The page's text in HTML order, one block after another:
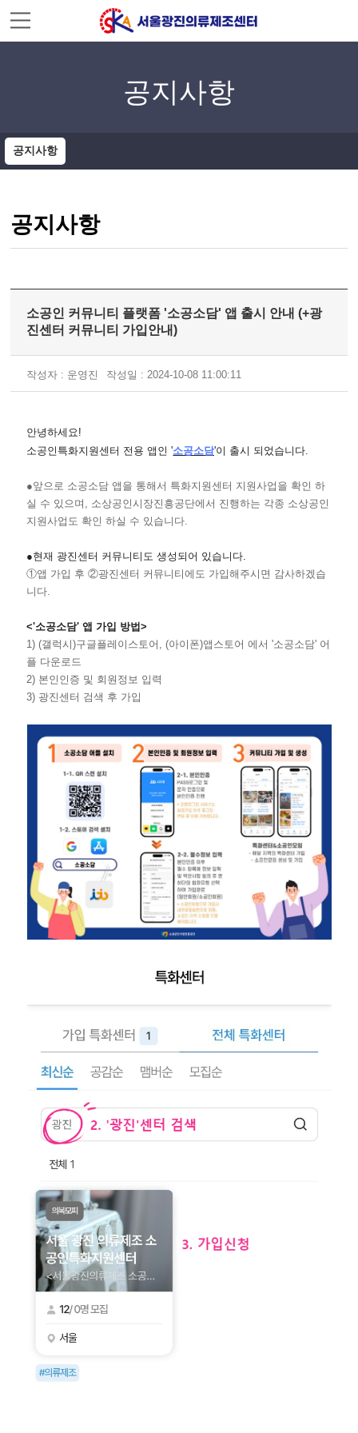
공지사항
공지사항
공지사항
소공인 커뮤니티 플랫폼 '소공소담' 앱 출시 안내 (+광
진센터 커뮤니티 가입안내)
작성자 : 운영진 작성일 : 2024-10-08 11:00:11
안녕하세요!
소공인특화지원센터 전용 앱인 '소공소담'이 출시 되었습니다.
●앞으로 소공소담 앱을 통해서 특화지원센터 지원사업을 확인 하
실 수 있으며, 소상공인시장진흥공단에서 진행하는 각종 소상공인
지원사업도 확인 하실 수 있습니다.
●현재 광진센터 커뮤니티도 생성되어 있습니다.
①앱 가입 후 ②광진센터 커뮤니티에도 가입해주시면 감사하겠습
니다.
<'소공소담' 앱 가입 방법>
1) (갤럭시)구글플레이스토어, (아이폰)앱스토어 에서 '소공소담' 어
플 다운로드
2) 본인인증 및 회원정보 입력
3) 광진센터 검색 후 가입